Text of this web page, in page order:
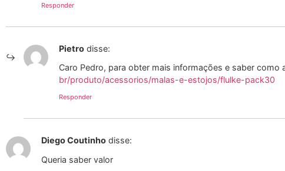
Responder
Pietro disse:
Caro Pedro, para obter mais informações e saber como
br/produto/acessorios/malas-e-estojos/flulke-pack30
Responder
Diego Coutinho disse:
Queria saber valor